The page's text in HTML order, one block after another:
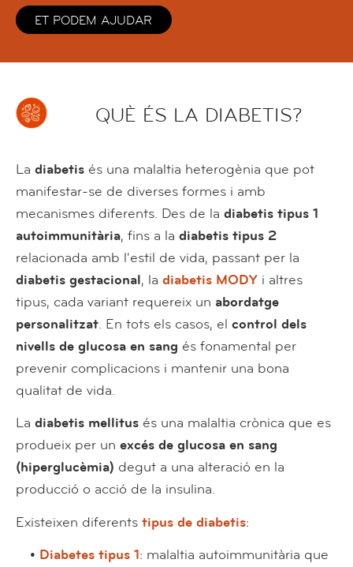
ET PODEM AJUDAR
QUÈ ÉS LA DIABETIS?
La diabetis és una malaltia heterogènia que pot
manifestar-se de diverses formes i amb
mecanismes diferents. Des de la diabetis tipus 1
autoimmunitària, fins a la diabetis tipus 2
relacionada amb l'estil de vida, passant per la
diabetis gestacional, la diabetis MODY i altres
tipus, cada variant requereix un abordatge
personalitzat. En tots els casos, el control dels
nivells de glucosa en sang és fonamental per
prevenir complicacions i mantenir una bona
qualitat de vida.
La diabetis mellitus és una malaltia crònica que es
produeix per un excés de glucosa en sang
(hiperglucèmia) degut a una alteració en la
producció o acció de la insulina.
Existeixen diferents tipus de diabetis:
• Diabetes tipus 1: malaltia autoimmunitària que